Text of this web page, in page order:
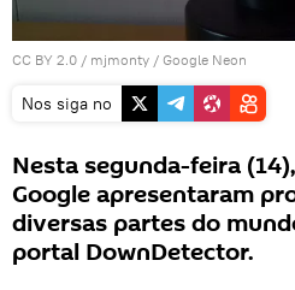
CC BY 2.0 / mjmonty / Google Neon
Nos siga no
Nesta segunda-feira
Google apresentaram
diversas partes do
portal DownDetector.